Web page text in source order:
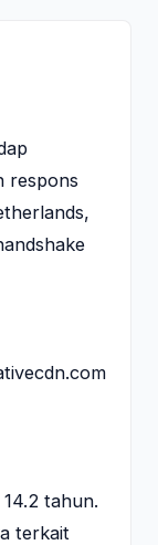
respons
tahun.
terkait